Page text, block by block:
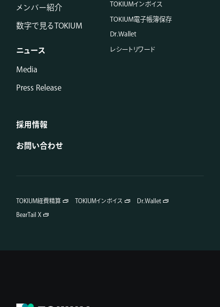
メンバー紹介
数字で見るTOKIUM
TOKIUMインボイス
TOKIUM電子帳簿保存
Dr.Wallet
レシートリワード
ニュース
Media
Press Release
採用情報
お問い合わせ
TOKIUM経費精算 TOKIUMインボイス Dr.Wallet
BearTail X